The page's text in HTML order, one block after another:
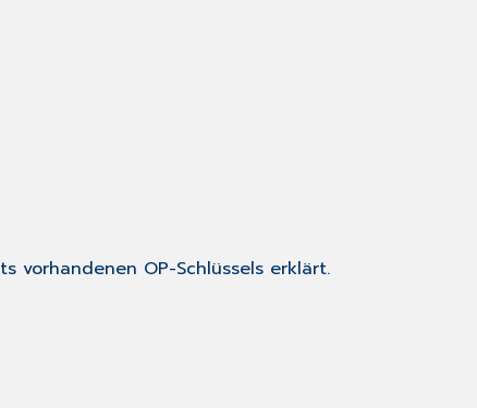
vorhandenen OP-Schlüssels erklärt.